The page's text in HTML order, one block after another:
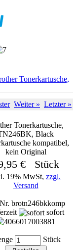
Tonerkartusche,
Weiter » Letzter »
Tonerkartusche,
Black
kompatibel,
kein Original
€ Stück
19% MwSt, zzgl.
Versand
brotn246bkkomp
sofort
Stück